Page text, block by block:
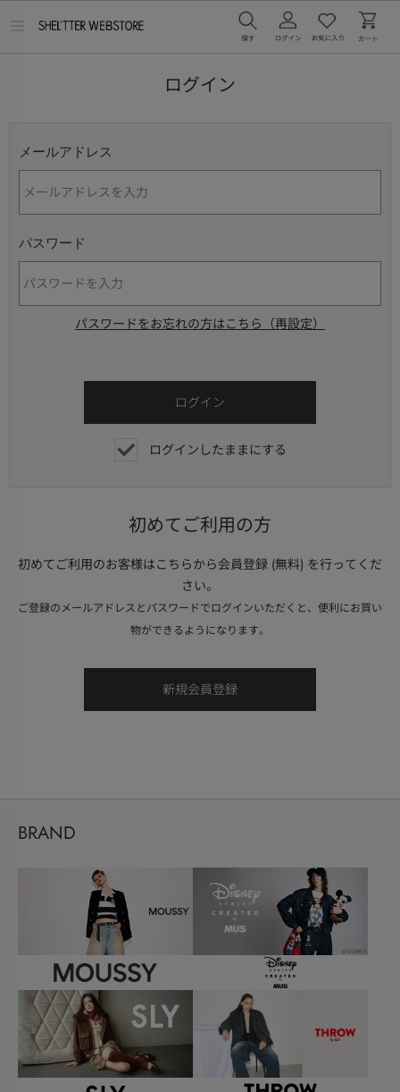
ログイン
メールアドレス
パスワード
パスワードをお忘れの方はこちら（再設定）
ログインしたままにする
初めてご利用の方
初めてご利用のお客様はこちらから会員登録 (無料) を行ってくだ
さい。
ご登録のメールアドレスとパスワードでログインいただくと、便利にお買い
物ができるようになります。
BRAND